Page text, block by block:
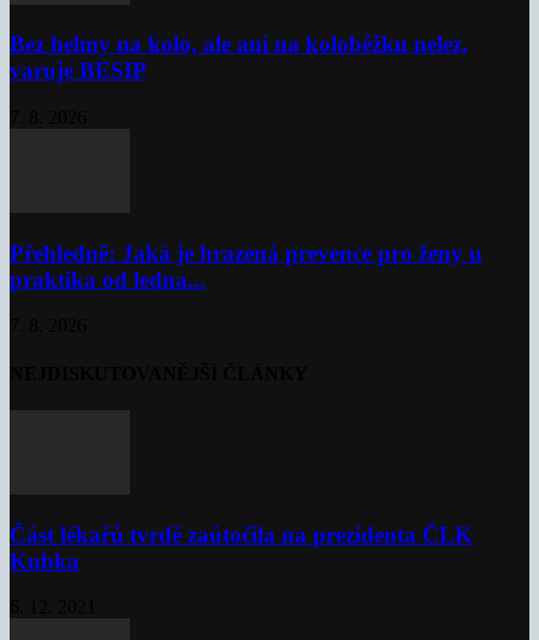
Bez helmy na kolo, ale ani na koloběžku nelez,
varuje BESIP
Přehledně: Jaká je hrazená prevence pro ženy u
praktika od ledna...
Část lékařů tvrdě zaútočila na prezidenta ČLK
Kubka